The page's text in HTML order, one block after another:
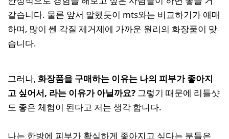
같습니다. 물론 앞서 말했듯이 mts와는 비교하기가 애매
하며, 많이 쎈 각질 제거제에 가까운 원리의 화장품이 맞
습니다.
그러나, 화장품을 구매하는 이유는 나의 피부가 좋아지
고 싶어서, 라는 이유가 아닐까요? 그렇기 때문에 리들샷
도 좋은 체험이 된다고 저는 생각 합니다.
나는 한방에 피부가 확실하게 좋아지고 싶다는 분들은